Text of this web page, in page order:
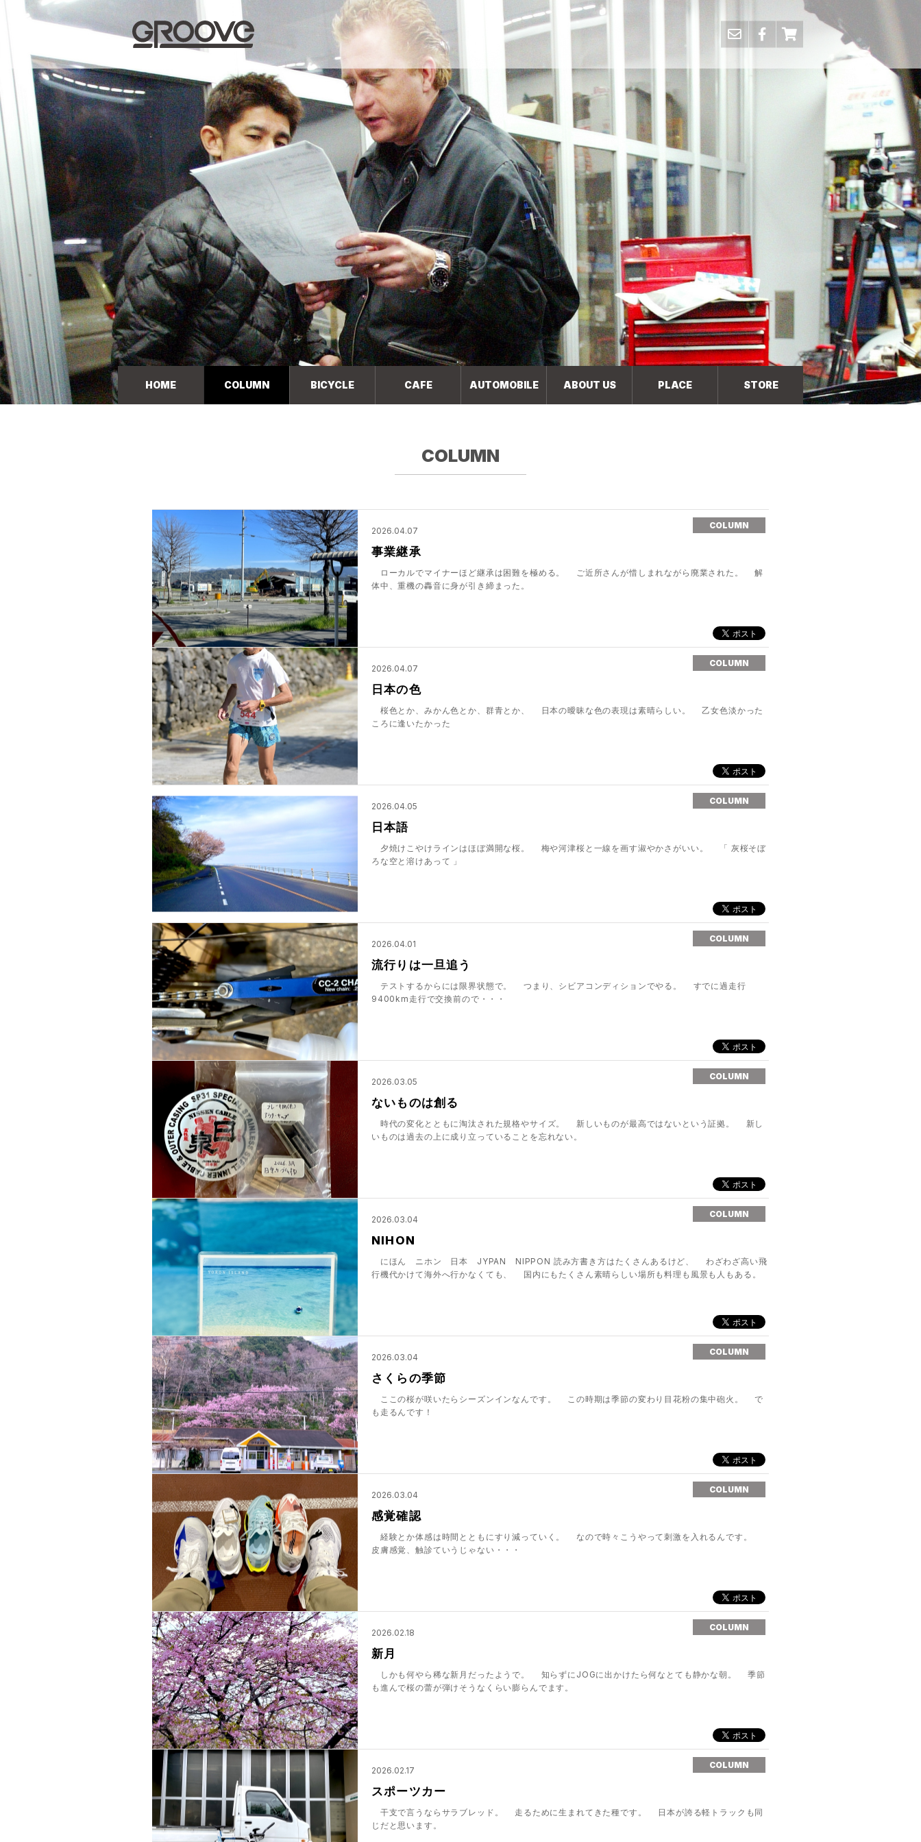
Groove 自転車 カフェ 輸入車・国産車のチューニン
グ/販売
HOME COLUMN BICYCLE CAFE AUTOMOBILE ABOUT US PLACE STORE
COLUMN
2026.04.07
事業継承
ローカルでマイナーほど継承は困難を極める。 ご近所さんが惜しまれながら廃業された。 解
体中、重機の轟音に身が引き締まった。
COLUMN
2026.04.07
日本の色
桜色とか、みかん色とか、群青とか、 日本の曖昧な色の表現は素晴らしい。 乙女色淡かった
ころに逢いたかった
COLUMN
2026.04.05
日本語
夕焼けこやけラインはほぼ満開な桜。 梅や河津桜と一線を画す淑やかさがいい。 「 灰桜そぼ
ろな空と溶けあって 」
COLUMN
2026.04.01
流行りは一旦追う
テストするからには限界状態で。 つまり、シビアコンディションでやる。 すでに過走行
9400km走行で交換前ので・・・
COLUMN
2026.03.05
ないものは創る
時代の変化とともに淘汰された規格やサイズ。 新しいものが最高ではないという証拠。 新し
いものは過去の上に成り立っていることを忘れない。
COLUMN
2026.03.04
NIHON
にほん ニホン 日本 JYPAN NIPPON 読み方書き方はたくさんあるけど、 わざわざ高い飛
行機代かけて海外へ行かなくても、 国内にもたくさん素晴らしい場所も料理も風景も人もある。
COLUMN
2026.03.04
さくらの季節
ここの桜が咲いたらシーズンインなんです。 この時期は季節の変わり目花粉の集中砲火。 で
も走るんです！
COLUMN
2026.03.04
感覚確認
経験とか体感は時間とともにすり減っていく。 なので時々こうやって刺激を入れるんです。
皮膚感覚、触診ていうじゃない・・・
COLUMN
2026.02.18
新月
しかも何やら稀な新月だったようで。 知らずにJOGに出かけたら何なとても静かな朝。 季節
も進んで桜の蕾が弾けそうなくらい膨らんでます。
COLUMN
2026.02.17
スポーツカー
干支で言うならサラブレッド。 走るために生まれてきた種です。 日本が誇る軽トラックも同
じだと思います。
COLUMN